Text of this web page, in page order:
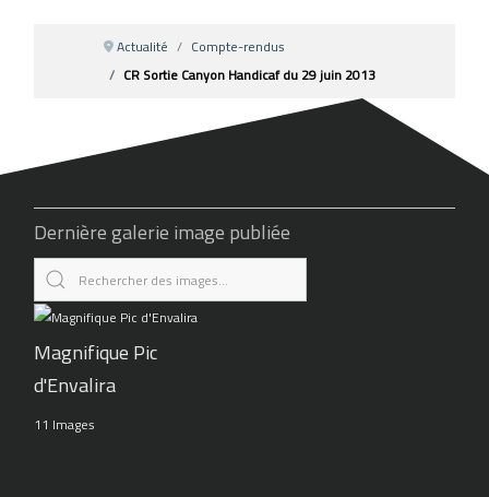
Actualité
Compte-rendus
CR Sortie Canyon Handicaf du 29 juin 2013
Dernière galerie image publiée
Magnifique Pic
d'Envalira
11 Images